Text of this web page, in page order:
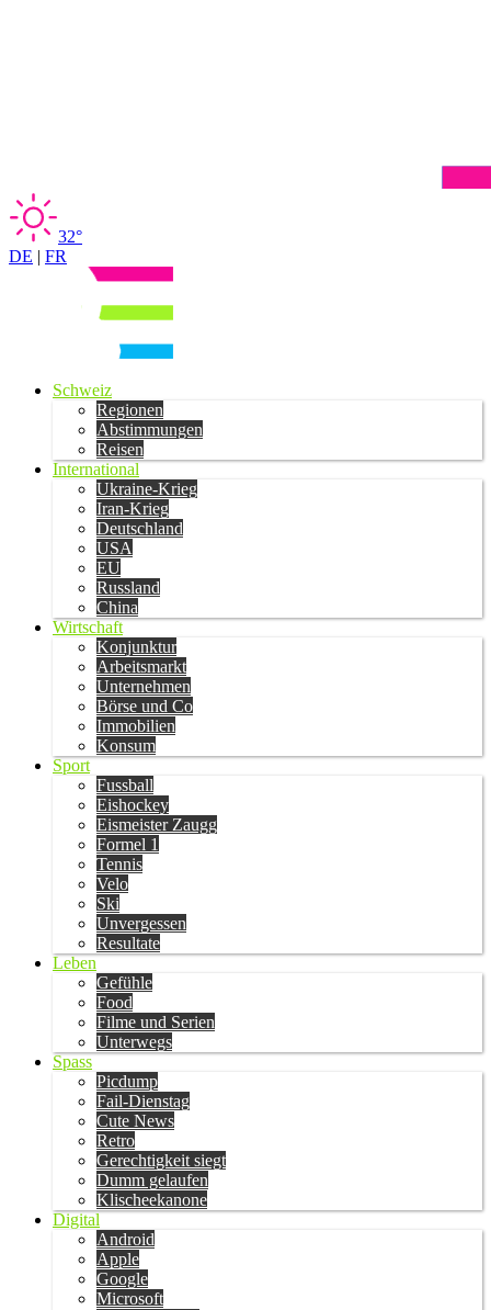
32°
DE | FR
Schweiz
Regionen
Abstimmungen
Reisen
International
Ukraine-Krieg
Iran-Krieg
Deutschland
USA
EU
Russland
China
Wirtschaft
Konjunktur
Arbeitsmarkt
Unternehmen
Börse und Co
Immobilien
Konsum
Sport
Fussball
Eishockey
Eismeister Zaugg
Formel 1
Tennis
Velo
Ski
Unvergessen
Resultate
Leben
Gefühle
Food
Filme und Serien
Unterwegs
Spass
Picdump
Fail-Dienstag
Cute News
Retro
Gerechtigkeit siegt
Dumm gelaufen
Klischeekanone
Digital
Android
Apple
Google
Microsoft